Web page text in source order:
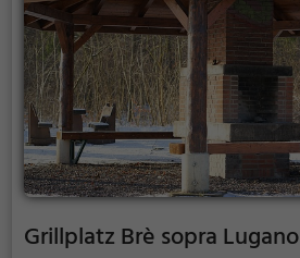
Grillplatz Brè sopra Lugano